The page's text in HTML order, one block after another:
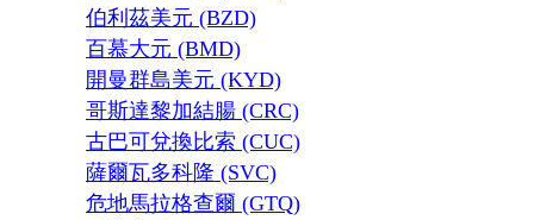
伯利茲美元 (BZD)
百慕大元 (BMD)
開曼群島美元 (KYD)
哥斯達黎加結腸 (CRC)
古巴可兌換比索 (CUC)
薩爾瓦多科隆 (SVC)
危地馬拉格查爾 (GTQ)